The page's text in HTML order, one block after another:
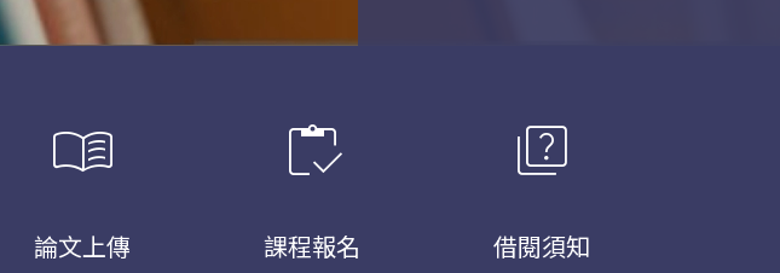
menu_book
論文上傳
inventory
課程報名
quiz
借閱須知